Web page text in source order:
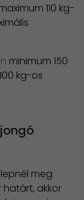
110 kg-
minimum 150
kg-os
meg
akkor